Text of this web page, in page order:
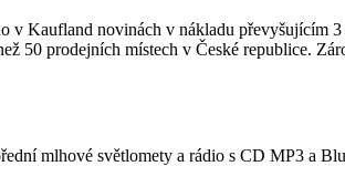
v Kaufland novinách v nákladu
50 prodejních místech v České republice.
mlhové světlomety a rádio s CD MP3 a